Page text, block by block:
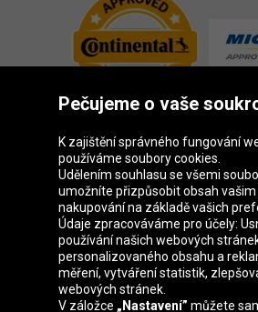
Skupina Oponeo
Belgique Deutschland Éire
Pečujeme o vaše
K zajištění správného fungování
používáme soubory cookies.
Udělením souhlasu se všemi
umožníte přizpůsobit obsah
nakupování na základě vašich
Údaje zpracováváme pro účely:
používání našich webových
personalizovaného obsahu a
měření, vytváření statistik,
webových stránek.
V záložce „Nastavení” můžete